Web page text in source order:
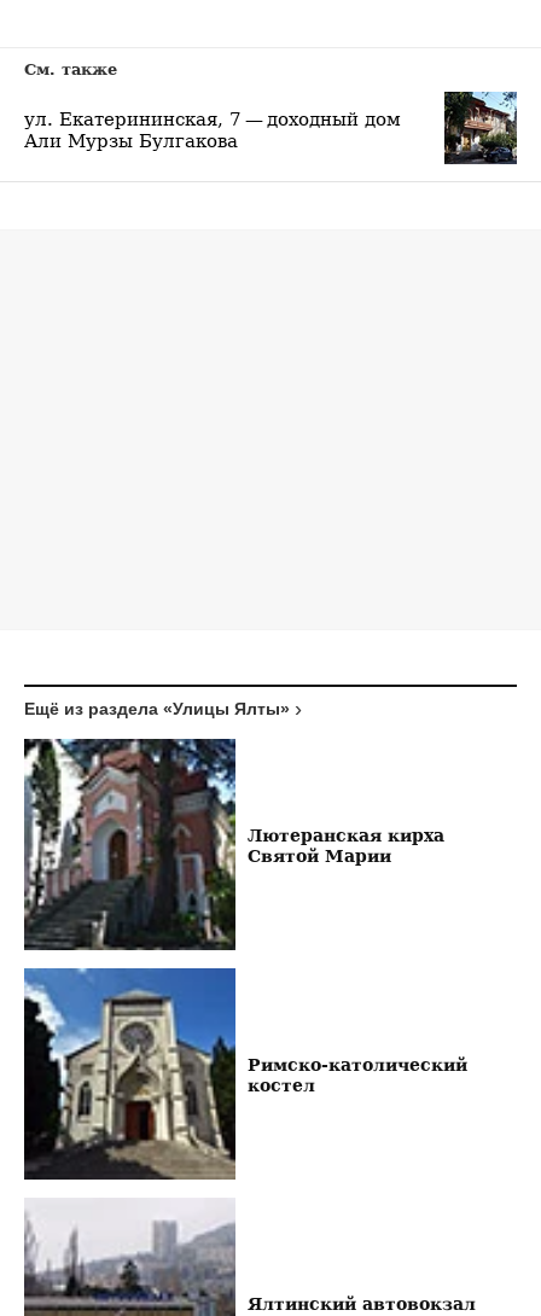
См. также
ул. Екатерининская, 7 — доходный дом
Али Мурзы Булгакова
Ещё из раздела «Улицы Ялты»
Лютеранская кирха
Святой Марии
Римско-католический
костел
Ялтинский автовокзал